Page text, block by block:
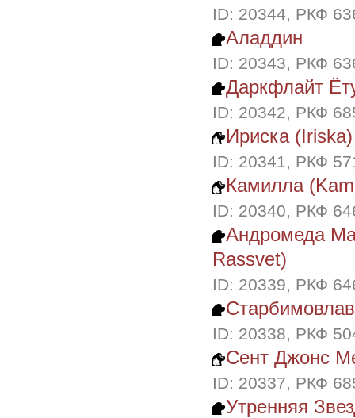
ID: 20344, РКФ
Аладдин
ID: 20343, РКФ
Даркфлайт
ID: 20342, РКФ
Ириска (Iriska)
ID: 20341, РКФ
Камилла
ID: 20340, РКФ
Андромеда
Rassvet)
ID: 20339, РКФ
ID: 20338, РКФ
Сент Джонс
ID: 20337, РКФ
Утренняя